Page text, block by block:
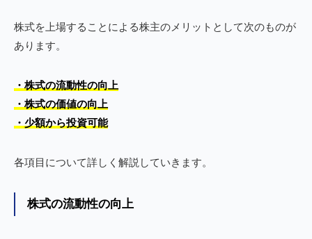
株式を上場することによる株主のメリットとして次のものが
あります。
・ 株式の流動性の向上
・株式の価値の向上
・少額から投資可能
各項目について詳しく解説していきます。
株式の流動性の向上